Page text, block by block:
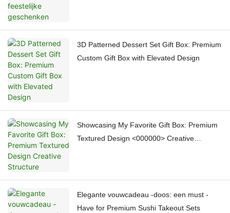
3D Patterned Dessert Set Gift Box: Premium
Custom Gift Box with Elevated Design
Showcasing My Favorite Gift Box: Premium
Textured Design <000000> Creative
Elegante vouwcadeau -doos: een must -
Have for Premium Sushi Takeout Sets